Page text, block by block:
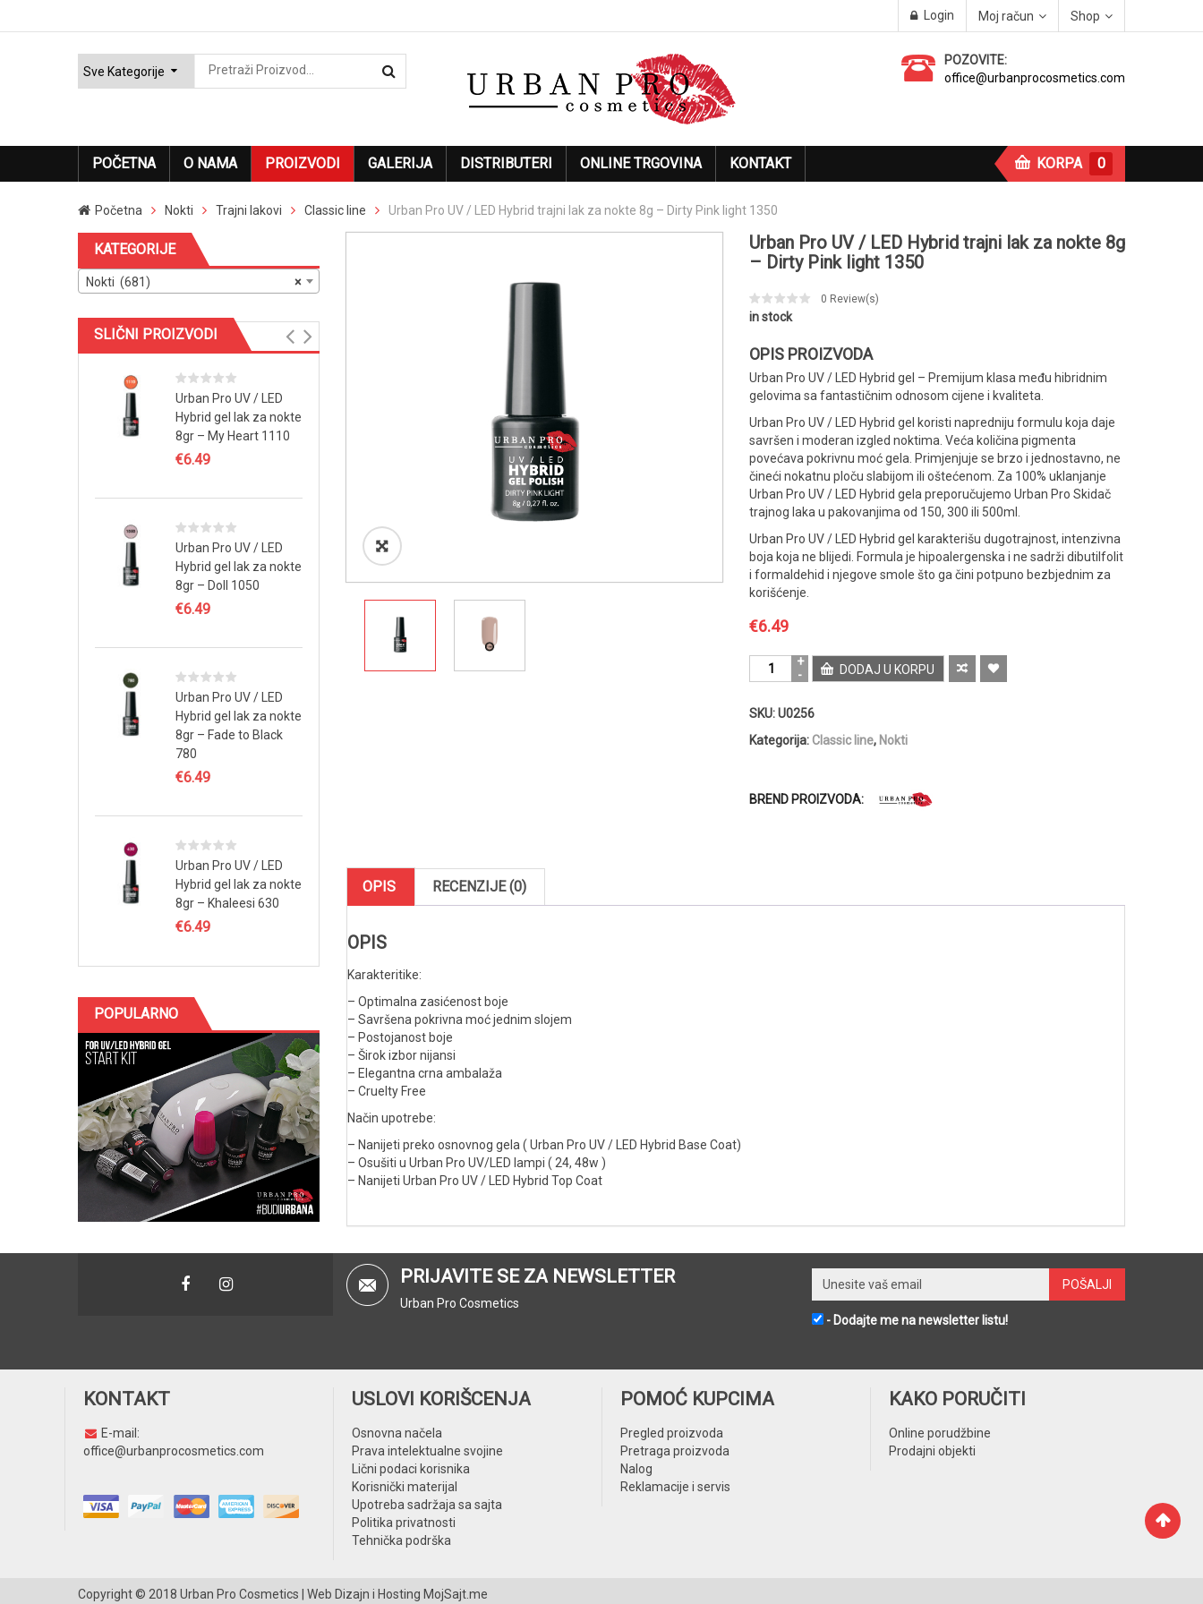
Moj račun Shop
Login
POZOVITE:
office@urbanprocosmetics.com
POČETNA O NAMA PROIZVODI GALERIJA DISTRIBUTERI ONLINE TRGOVINA KONTAKT KORPA 0
Početna Nokti Trajni lakovi Classic line Urban Pro UV / LED Hybrid trajni lak za nokte 8g – Dirty Pink light 1350
KATEGORIJE
×
Nokti (681)
SLIČNI PROIZVODI
Urban Pro UV / LED
Hybrid gel lak za nokte
8gr – My Heart 1110
€6.49
Urban Pro UV / LED
Hybrid gel lak za nokte
8gr – Doll 1050
€6.49
Urban Pro UV / LED
Hybrid gel lak za nokte
8gr – Fade to Black
780
€6.49
Urban Pro UV / LED
Hybrid gel lak za nokte
8gr – Khaleesi 630
€6.49
POPULARNO
Urban Pro UV / LED Hybrid trajni lak za nokte 8g
– Dirty Pink light 1350
0 Review(s)
in stock
OPIS PROIZVODA
Urban Pro UV / LED Hybrid gel – Premijum klasa među hibridnim
gelovima sa fantastičnim odnosom cijene i kvaliteta.
Urban Pro UV / LED Hybrid gel koristi napredniju formulu koja daje
savršen i moderan izgled noktima. Veća količina pigmenta
povećava pokrivnu moć gela. Primjenjuje se brzo i jednostavno, ne
čineći nokatnu ploču slabijom ili oštećenom. Za 100% uklanjanje
Urban Pro UV / LED Hybrid gela preporučujemo Urban Pro Skidač
trajnog laka u pakovanjima od 150, 300 ili 500ml.
Urban Pro UV / LED Hybrid gel karakterišu dugotrajnost, intenzivna
boja koja ne blijedi. Formula je hipoalergenska i ne sadrži dibutilfolit
i formaldehid i njegove smole što ga čini potpuno bezbjednim za
korišćenje.
€6.49
Urban
Pro
/
LED
za
DODAJ U KORPU
SKU:U0256
Kategorija: Classic line, Nokti
BREND PROIZVODA:
OPIS RECENZIJE (0)
OPIS
Karakteritike:
– Optimalna zasićenost boje
– Savršena pokrivna moć jednim slojem
– Postojanost boje
– Širok izbor nijansi
– Elegantna crna ambalaža
– Cruelty Free
Način upotrebe:
– Nanijeti preko osnovnog gela ( Urban Pro UV / LED Hybrid Base Coat)
– Osušiti u Urban Pro UV/LED lampi ( 24, 48w )
– Nanijeti Urban Pro UV / LED Hybrid Top Coat
PRIJAVITE SE ZA NEWSLETTER
Urban Pro Cosmetics
- Dodajte me na newsletter listu!
KONTAKT
E-mail:
office@urbanprocosmetics.com
USLOVI KORIŠCENJA
Osnovna načela
Prava intelektualne svojine
Lični podaci korisnika
Korisnički materijal
Upotreba sadržaja sa sajta
Politika privatnosti
Tehnička podrška
POMOĆ KUPCIMA
Pregled proizvoda
Pretraga proizvoda
Nalog
Reklamacije i servis
KAKO PORUČITI
Online porudžbine
Prodajni objekti
Copyright © 2018 Urban Pro Cosmetics | Web Dizajn i Hosting MojSajt.me